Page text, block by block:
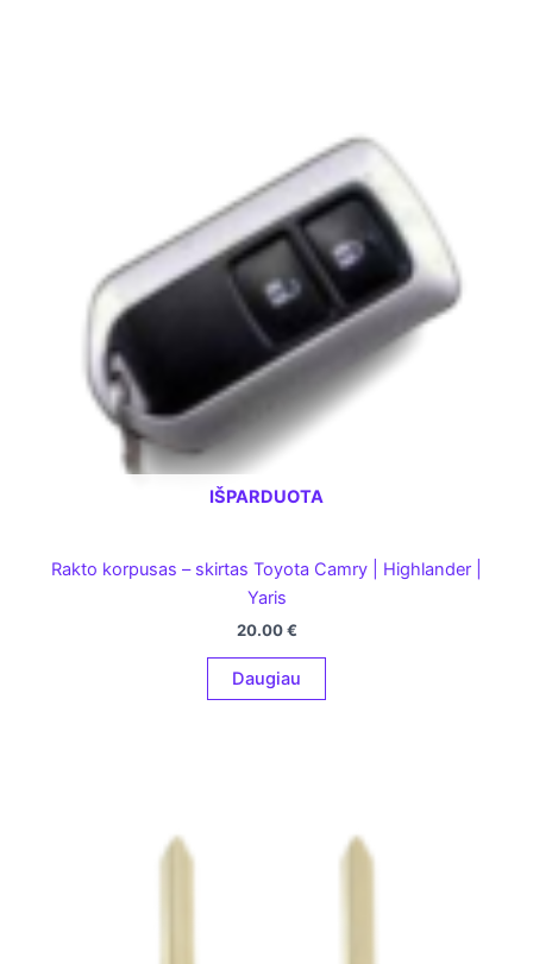
IŠPARDUOTA
Rakto korpusas – skirtas Toyota Camry | Highlander |
Yaris
20.00€
Daugiau